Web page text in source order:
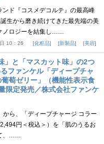
ド『コスメデコルテ』の最高峰
生から磨き続けてきた最先端の美
ノロジーを結集し……
10：26 化粧品 新製品 美容
」と「マスカット味」の2つ
ファンケル「ディープチャ
萄ゼリー」（機能性表示食
限定発売／株式会社ファンケ
ら、「ディープチャージ コラー
円＜税込＞）を「肌のうるお
、……